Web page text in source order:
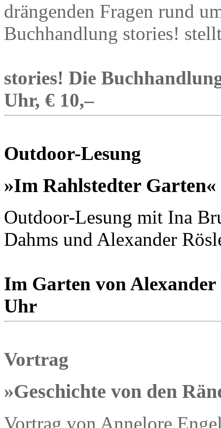
drängenden Fragen rund
Buchhandlung stories!
stories! Die
Uhr, € 10,–
Outdoor-Lesung
»Im Rahlstedter Garten«
Outdoor-Lesung mit Ina
Dahms und Alexander
Im Garten von Alexander
Uhr
Vortrag
»Geschichte von den
Vortrag von Annelore